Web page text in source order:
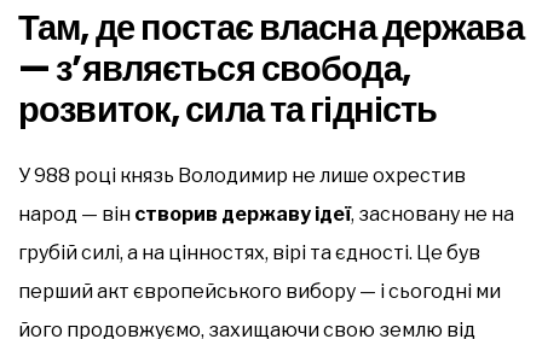
Там, де постає власна держава
— з’являється свобода,
розвиток, сила та гідність
У 988 році князь Володимир не лише охрестив
народ — він створив державу ідеї, засновану не на
грубій силі, а на цінностях, вірі та єдності. Це був
перший акт європейського вибору — і сьогодні ми
його продовжуємо, захищаючи свою землю від